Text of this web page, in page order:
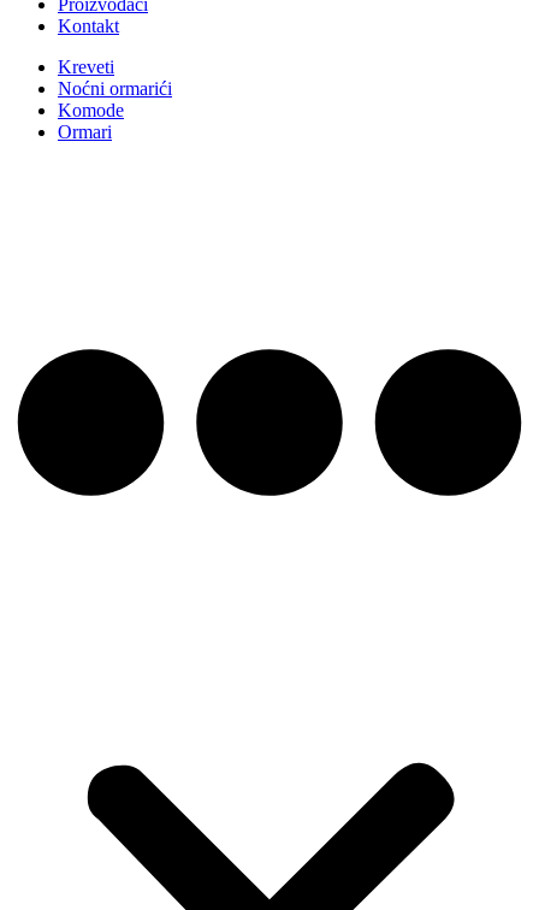
Proizvođači
Kontakt
Kreveti
Noćni ormarići
Komode
Ormari